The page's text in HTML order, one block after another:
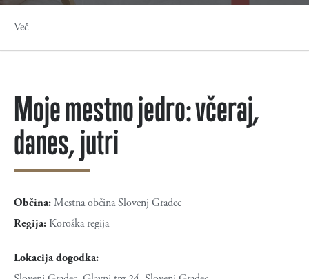
Več
Moje mestno jedro: včeraj,
danes, jutri
Občina:Mestna občina Slovenj Gradec
Regija: Koroška regija
Lokacija dogodka: